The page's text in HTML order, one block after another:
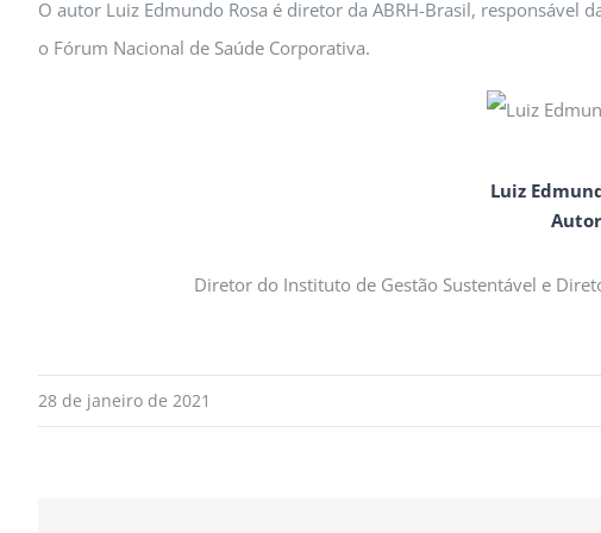
O autor Luiz Edmundo Rosa é diretor da ABRH-Brasil, responsável
o Fórum Nacional de Saúde Corporativa.
Luiz
Autor
Diretor do Instituto de Gestão Sustentável e
28 de janeiro de 2021